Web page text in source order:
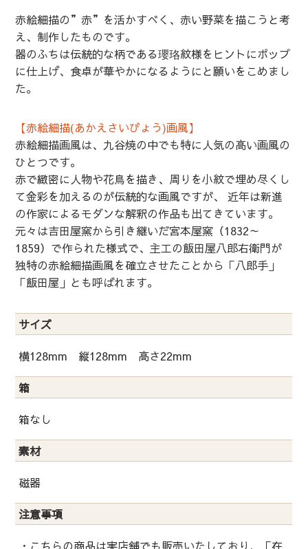
赤絵細描の”赤”を活かすべく、赤い野菜を描こうと考
え、制作したものです。
器のふちは伝統的な柄である瓔珞紋様をヒントにポップ
に仕上げ、食卓が華やかになるようにと願いをこめまし
た。
【赤絵細描(あかえさいびょう)画風】
赤絵細描画風は、九谷焼の中でも特に人気の高い画風の
ひとつです。
赤で緻密に人物や花鳥を描き、周りを小紋で埋め尽くし
て金彩を加えるのが伝統的な画風ですが、 近年は新進
の作家によるモダンな解釈の作品も出てきています。
元々は吉田屋窯から引き継いだ宮本屋窯（1832～
1859）で作られた様式で、主工の飯田屋八郎右衛門が
独特の赤絵細描画風を確立させたことから「八郎手」
「飯田屋」とも呼ばれます。
サイズ
横128mm 縦128mm 高さ22mm
箱
箱なし
素材
磁器
注意事項
・こちらの商品は実店舗でも販売いたしており、「在